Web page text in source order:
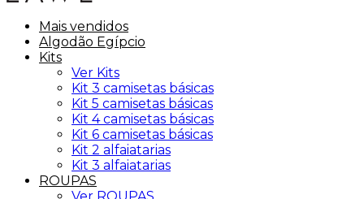
Mais vendidos
Algodão Egípcio
Kits
Ver Kits
Kit 3 camisetas básicas
Kit 5 camisetas básicas
Kit 4 camisetas básicas
Kit 6 camisetas básicas
Kit 2 alfaiatarias
Kit 3 alfaiatarias
ROUPAS